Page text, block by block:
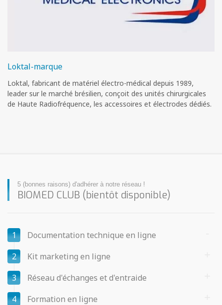
Loktal-marque
Loktal, fabricant de matériel électro-médical depuis 1989,
leader sur le marché brésilien, conçoit des unités chirurgicales
de Haute Radiofréquence, les accessoires et électrodes dédiés.
5 (bonnes raisons) d'adhérer à notre réseau !
BIOMED CLUB (bientôt disponible)
1
Documentation technique en ligne
2
Kit marketing en ligne
3
Réseau d'échanges et d'entraide
4
Formation en ligne